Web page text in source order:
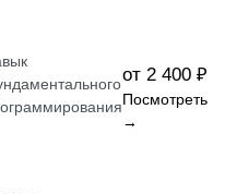
от 2 400 ₽
Посмотреть
→